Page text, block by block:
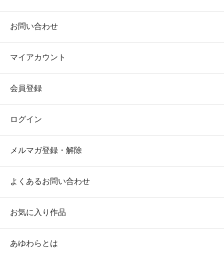
お問い合わせ
マイアカウント
会員登録
ログイン
メルマガ登録・解除
よくあるお問い合わせ
お気に入り作品
あゆわらとは